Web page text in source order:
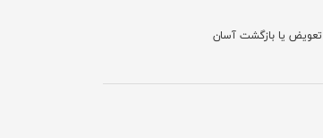
تعویض یا بازگشت آسان